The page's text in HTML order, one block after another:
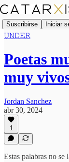
Suscribirse Iniciar
𝚄𝙽𝙳𝙴𝚁
Poetas
muy
Jordan Sanchez
abr 30, 2024
1
Estas palabras no se